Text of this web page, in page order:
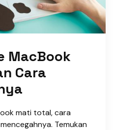
MacBook
Cara
mati total, cara
Temukan